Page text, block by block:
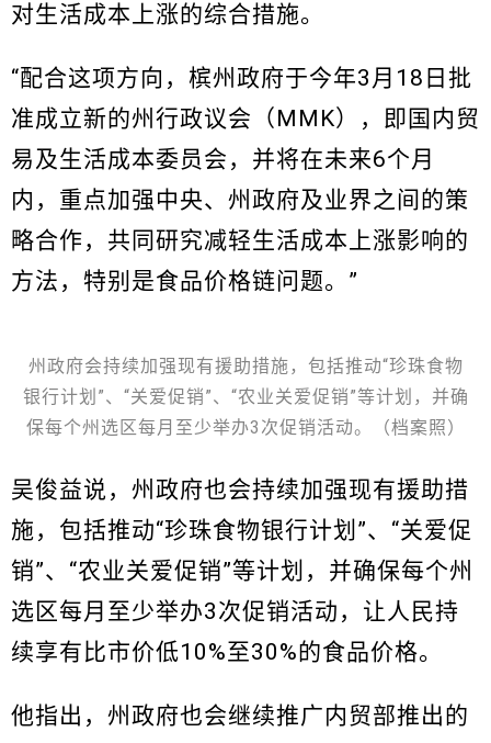
对生活成本上涨的综合措施。
“配合这项方向，槟州政府于今年3月18日批
准成立新的州行政议会（MMK），即国内贸
易及生活成本委员会，并将在未来6个月
内，重点加强中央、州政府及业界之间的策
略合作，共同研究减轻生活成本上涨影响的
方法，特别是食品价格链问题。”
州政府会持续加强现有援助措施，包括推动“珍珠食物
银行计划”、“关爱促销”、“农业关爱促销”等计划，并确
保每个州选区每月至少举办3次促销活动。（档案照）
吴俊益说，州政府也会持续加强现有援助措
施，包括推动“珍珠食物银行计划”、“关爱促
销”、“农业关爱促销”等计划，并确保每个州
选区每月至少举办3次促销活动，让人民持
续享有比市价低10%至30%的食品价格。
他指出，州政府也会继续推广内贸部推出的